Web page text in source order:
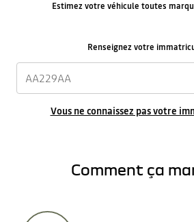
Estimez votre véhicule toutes
Renseignez votre
Vous ne connaissez pas votre
Comment ça